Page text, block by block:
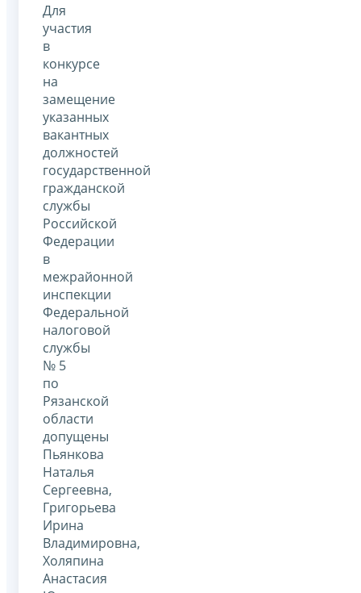
Для
участия
в
конкурсе
на
замещение
указанных
вакантных
должностей
государственной
гражданской
службы
Российской
Федерации
в
межрайонной
инспекции
Федеральной
налоговой
службы
№ 5
по
Рязанской
области
допущены
Пьянкова
Наталья
Сергеевна,
Григорьева
Ирина
Владимировна,
Холяпина
Анастасия